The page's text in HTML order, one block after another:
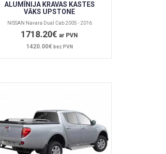
ALUMĪNIJA KRAVAS KASTES
VĀKS UPSTONE
NISSAN Navara Dual Cab 2005 - 2016
1718.20€ar PVN
1420.00€ bez PVN